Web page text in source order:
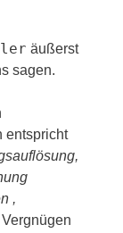
äußerst
sagen.
entspricht
,